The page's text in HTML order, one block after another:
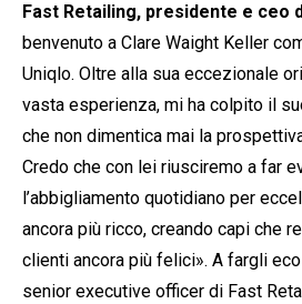
Fast Retailing, presidente e ceo
benvenuto a Clare Waight Keller
Uniqlo. Oltre alla sua eccezionale
vasta esperienza, mi ha colpito il
che non dimentica mai la
Credo che con lei riusciremo a far
l’abbigliamento quotidiano per
ancora più ricco, creando capi che
clienti ancora più felici». A fargli
senior executive officer di Fast